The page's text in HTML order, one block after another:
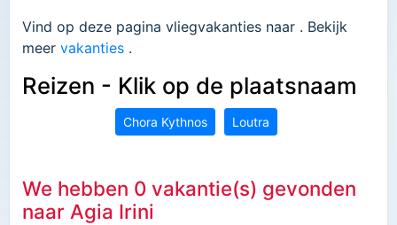
Vind op deze pagina vliegvakanties naar . Bekijk
meer vakanties .
Reizen - Klik op de plaatsnaam
Chora Kythnos Loutra
We hebben 0 vakantie(s) gevonden
naar Agia Irini